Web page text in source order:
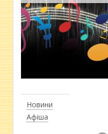
Новини
Афіша